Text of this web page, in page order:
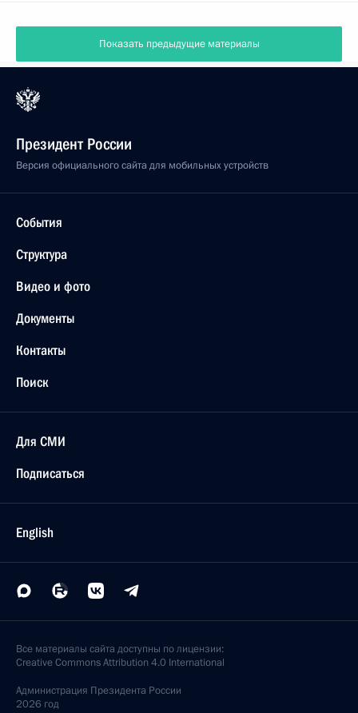
Показать предыдущие материалы
Президент России
Версия официального сайта для мобильных устройств
События
Структура
Видео и фото
Документы
Контакты
Поиск
Для СМИ
Подписаться
English
Все материалы сайта доступны по лицензии:
Creative Commons Attribution 4.0 International
Администрация Президента России
2026 год